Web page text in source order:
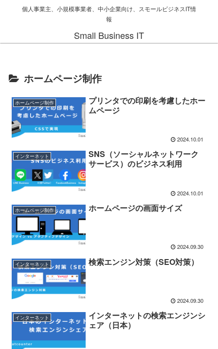
個人事業主、小規模事業者、中小企業向け、スモールビジネスIT情
報
Small Business IT
ホームページ制作
ホームページ制作
プリンタでの印刷を考慮したホー
ムページ
2024.10.01
インターネット
SNS（ソーシャルネットワーク
サービス）のビジネス利用
2024.10.01
ホームページ制作 ホームページの画面サイズ
2024.09.30
インターネット 検索エンジン対策（SEO対策）
2024.09.30
インターネット
インターネットの検索エンジンシ
ェア（日本）